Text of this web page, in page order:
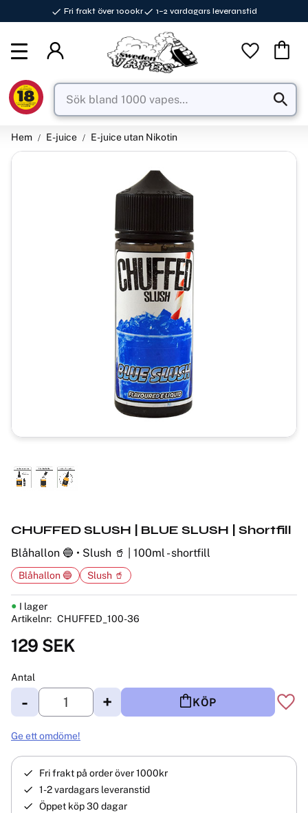
Fri frakt över 1000kr 1–2 vardagars leveranstid
Favoriter
Hem E-juice E-juice utan Nikotin
CHUFFED SLUSH | BLUE SLUSH | Shortfill
Blåhallon 🔵 • Slush 🥤 | 100ml - shortfill
129 SEK
Antal
+
- KÖP
I lager
Artikelnr
CHUFFED_100-36
Blåhallon 🔵 Slush 🥤
Ge ett omdöme!
Fri frakt på order över 1000kr
1-2 vardagars leveranstid
Öppet köp 30 dagar